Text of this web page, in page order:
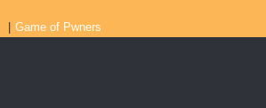
Game of Pwners